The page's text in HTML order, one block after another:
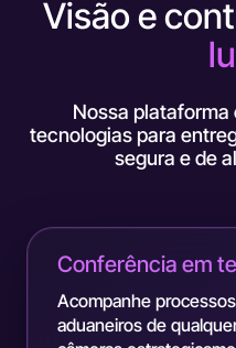
Visão e
Nossa plataforma
tecnologias para
segura e de
Conferência em
Acompanhe
aduaneiros de